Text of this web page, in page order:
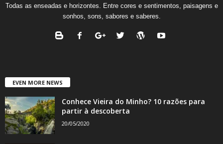
Todas as enseadas e horizontes. Entre cores e sentimentos, paisagens e
sonhos, sons, sabores e saberes.
EVEN MORE NEWS
Conhece Vieira do Minho? 10 razões para
partir à descoberta
20/05/2020